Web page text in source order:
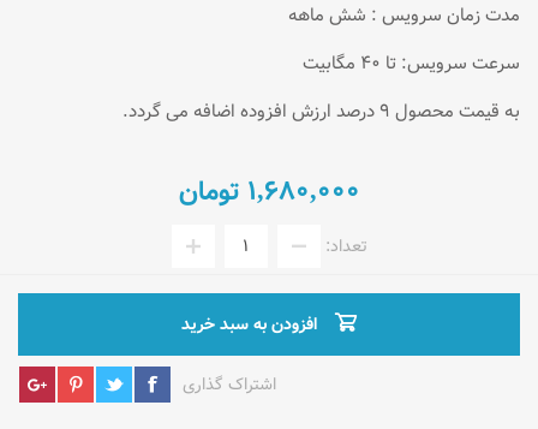
مدت زمان سرویس : شش ماهه
سرعت سرویس: تا 40 مگابیت
به قیمت محصول 9 درصد ارزش افزوده اضافه می گردد.
1,680,000 تومان
تعداد:
افزودن به سبد خرید
اشتراک گذاری